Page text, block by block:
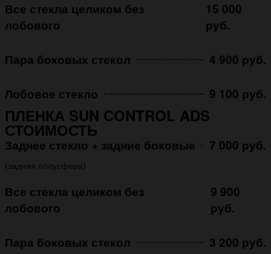
Все стекла целиком без
лобового
15 000
руб.
Пара боковых стекол 4 900 руб.
Лобовое стекло 9 100 руб.
ПЛЕНКА SUN CONTROL ADS
СТОИМОСТЬ
Заднее стекло + задние боковые 7 000 руб.
(задняя полусфера)
Все стекла целиком без
лобового
9 900
руб.
Пара боковых стекол 3 200 руб.